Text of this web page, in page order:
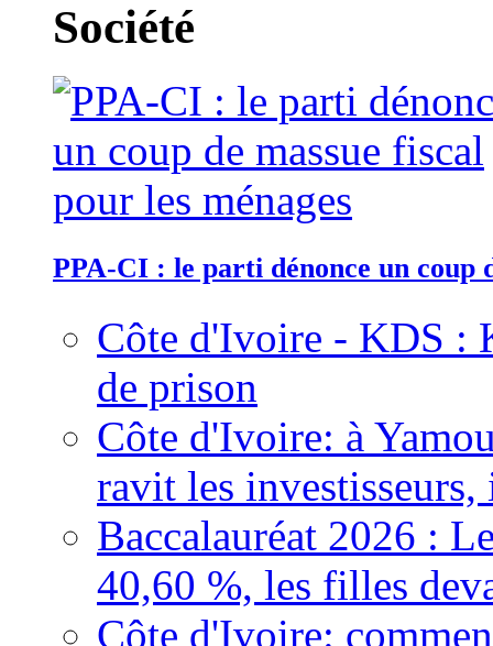
Société
PPA-CI : le parti dénonce un coup
Côte d'Ivoire - KDS :
de prison
Côte d'Ivoire: à
ravit les
Baccalauréat 2026 :
40,60 %, les filles
Côte d'Ivoire: